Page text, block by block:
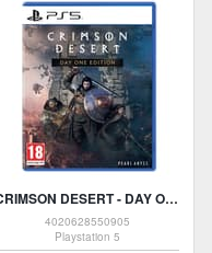
CRIMSON DESERT - DAY ONE EDITION - PS5
4020628550905
Playstation 5